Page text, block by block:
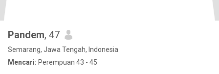
Pandem, 47
Semarang, Jawa Tengah, Indonesia
Mencari: Perempuan 43 - 45